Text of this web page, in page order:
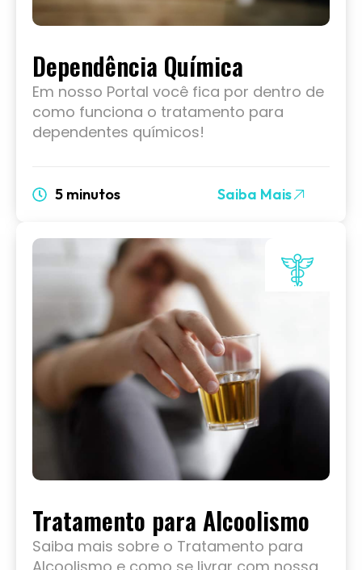
Dependência Química
Em nosso Portal você fica por dentro de
como funciona o tratamento para
dependentes químicos!
5 minutos Saiba Mais
Tratamento para Alcoolismo
Saiba mais sobre o Tratamento para